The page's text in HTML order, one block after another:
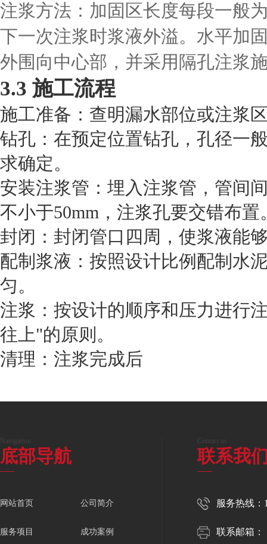
注浆方法：加固区长度每段一般
下一次注浆时浆液外溢。水平加
外围向中心部，并采用隔孔注浆
3.3 施工流程
施工准备：查明漏水部位或注浆
钻孔：在预定位置钻孔，孔径一
求确定。
安装注浆管：埋入注浆管，管间
不小于50mm，注浆孔要交错布置
封闭：封闭管口四周，使浆液能
配制浆液：按照设计比例配制水
匀。
注浆：按设计的顺序和压力进行
往上"的原则。
清理：注浆完成后
底部导航
网站首页 公司简介
服务项目 成功案例
联系我
服务热线：
联系邮箱：